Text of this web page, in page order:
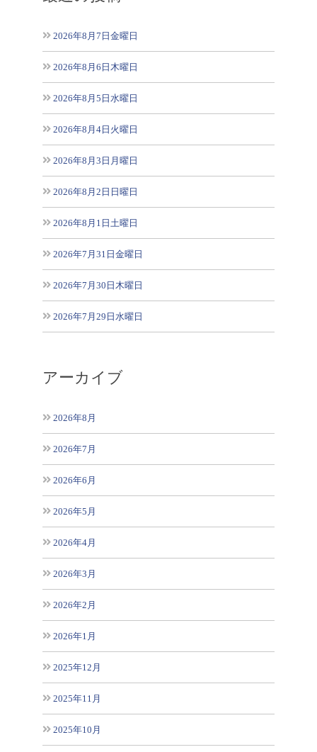
2026年8月7日金曜日
2026年8月6日木曜日
2026年8月5日水曜日
2026年8月4日火曜日
2026年8月3日月曜日
2026年8月2日日曜日
2026年8月1日土曜日
2026年7月31日金曜日
2026年7月30日木曜日
2026年7月29日水曜日
アーカイブ
2026年8月
2026年7月
2026年6月
2026年5月
2026年4月
2026年3月
2026年2月
2026年1月
2025年12月
2025年11月
2025年10月